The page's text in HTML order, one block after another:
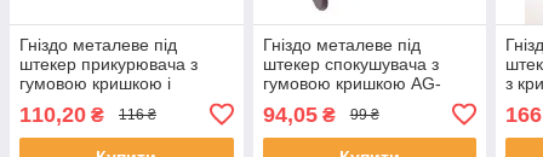
Гніздо металеве під
штекер прикурювача з
гумовою кришкою і
підсвічуванням AG-1018-1
Синя
110,20 ₴ 116 ₴
Гніздо металеве під
штекер спокушувача з
гумовою кришкою AG-
94,05₴ 99 ₴
з